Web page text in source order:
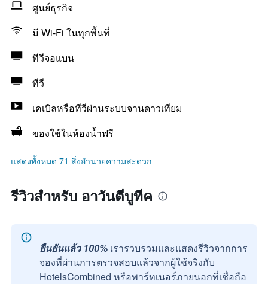
ศูนย์ธุรกิจ
มี Wi-Fi ในทุกพื้นที่
ทีวีจอแบน
ทีวี
เคเบิลหรือทีวีผ่านระบบจานดาวเทียม
ของใช้ในห้องน้ำฟรี
แสดงทั้งหมด 71 สิ่งอำนวยความสะดวก
รีวิวสำหรับ อาวันตีบูทีค
ยืนยันแล้ว 100% เรารวบรวมและแสดงรีวิวจากการ
จองที่ผ่านการตรวจสอบแล้วจากผู้ใช้จริงกับ
HotelsCombined หรือพาร์ทเนอร์ภายนอกที่เชื่อถือ